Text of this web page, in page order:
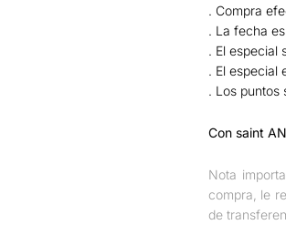
. Compra
. La fecha
. El especial
. El especial
. Los puntos
Con saint
Nota
compra, le
de